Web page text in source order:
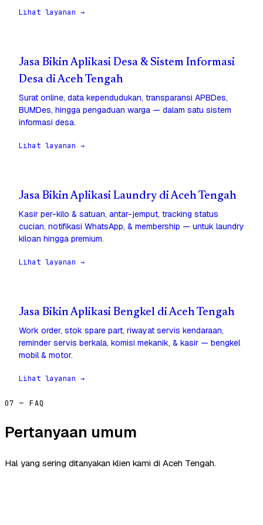
Lihat layanan →
Jasa Bikin Aplikasi Desa & Sistem Informasi
Desa di Aceh Tengah
Surat online, data kependudukan, transparansi APBDes,
BUMDes, hingga pengaduan warga — dalam satu sistem
informasi desa.
Lihat layanan →
Jasa Bikin Aplikasi Laundry di Aceh Tengah
Kasir per-kilo & satuan, antar-jemput, tracking status
cucian, notifikasi WhatsApp, & membership — untuk laundry
kiloan hingga premium.
Lihat layanan →
Jasa Bikin Aplikasi Bengkel di Aceh Tengah
Work order, stok spare part, riwayat servis kendaraan,
reminder servis berkala, komisi mekanik, & kasir — bengkel
mobil & motor.
Lihat layanan →
07 — FAQ
Pertanyaan umum
Hal yang sering ditanyakan klien kami di Aceh Tengah.